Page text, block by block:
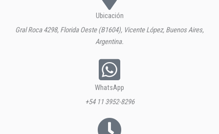
Ubicación
Gral Roca 4298, Florida Oeste (B1604), Vicente López, Buenos Aires,
Argentina.
WhatsApp
+54 11 3952-8296